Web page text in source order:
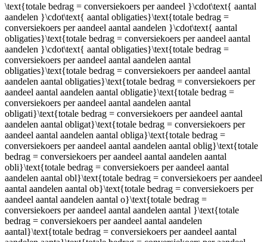
\text{totale bedrag = conversiekoers per aandeel }\cdot\text{ aantal
aandelen }\cdot\text{ aantal obligaties}\text{totale bedrag =
conversiekoers per aandeel aantal aandelen }\cdot\text{ aantal
obligaties}\text{totale bedrag = conversiekoers per aandeel aantal
aandelen }\cdot\text{ aantal obligaties}\text{totale bedrag =
conversiekoers per aandeel aantal aandelen aantal
obligaties}\text{totale bedrag = conversiekoers per aandeel aantal
aandelen aantal obligaties}\text{totale bedrag = conversiekoers per
aandeel aantal aandelen aantal obligatie}\text{totale bedrag =
conversiekoers per aandeel aantal aandelen aantal
obligati}\text{totale bedrag = conversiekoers per aandeel aantal
aandelen aantal obligat}\text{totale bedrag = conversiekoers per
aandeel aantal aandelen aantal obliga}\text{totale bedrag =
conversiekoers per aandeel aantal aandelen aantal oblig}\text{totale
bedrag = conversiekoers per aandeel aantal aandelen aantal
obli}\text{totale bedrag = conversiekoers per aandeel aantal
aandelen aantal obl}\text{totale bedrag = conversiekoers per aandeel
aantal aandelen aantal ob}\text{totale bedrag = conversiekoers per
aandeel aantal aandelen aantal o}\text{totale bedrag =
conversiekoers per aandeel aantal aandelen aantal }\text{totale
bedrag = conversiekoers per aandeel aantal aandelen
aantal}\text{totale bedrag = conversiekoers per aandeel aantal